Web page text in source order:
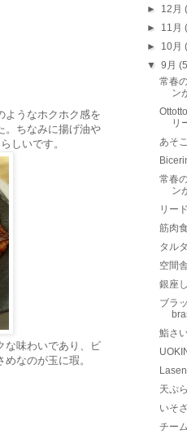
ようなホクホク感を
。ちなみに揚げ油や
しいです。
な味わいであり、ビ
なのが玉に瑕。
► 12月
► 11月
► 10月
▼9月
常春
ン
リ
あそ
常春
ン
リー
筋肉
タル
空間
銀座
ブラ
鮨さ
天ぷ
いそ
チー